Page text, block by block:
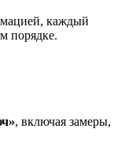
каждый
порядке.
, включая замеры,